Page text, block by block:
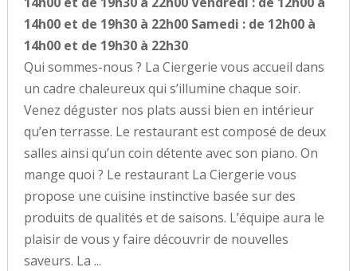
14h00 et de 19h30 à 22h00 Samedi : de 12h00 à
14h00 et de 19h30 à 22h30
Qui sommes-nous ? La Ciergerie vous accueil dans
un cadre chaleureux qui s’illumine chaque soir.
Venez déguster nos plats aussi bien en intérieur
qu’en terrasse. Le restaurant est composé de deux
salles ainsi qu’un coin détente avec son piano. On
mange quoi ? Le restaurant La Ciergerie vous
propose une cuisine instinctive basée sur des
produits de qualités et de saisons. L’équipe aura le
plaisir de vous y faire découvrir de nouvelles
saveurs. La ...